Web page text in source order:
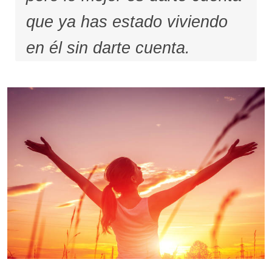
que ya has estado viviendo
en él sin darte cuenta.